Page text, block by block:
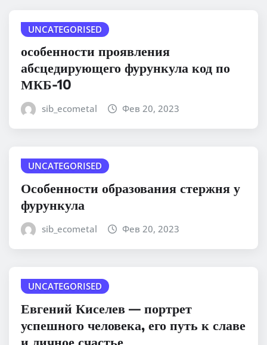
UNCATEGORISED
особенности проявления
абсцедирующего фурункула код по
МКБ-10
sib_ecometal Фев 20, 2023
UNCATEGORISED
Особенности образования стержня у
фурункула
sib_ecometal Фев 20, 2023
UNCATEGORISED
Евгений Киселев — портрет
успешного человека, его путь к славе
и личное счастье